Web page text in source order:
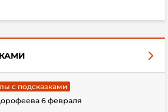
с подсказками
6 февраля